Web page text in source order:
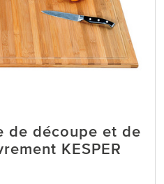
de découpe et de
KESPER